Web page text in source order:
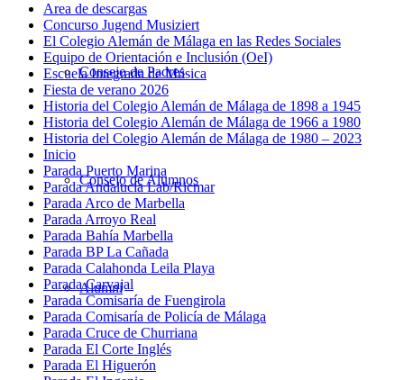
Consejo de Padres
Consejo de Alumnos
Alumni
Area de descargas
Concurso Jugend Musiziert
El Colegio Alemán de Málaga en las Redes Sociales
Equipo de Orientación e Inclusión (OeI)
Escuela Integrada de Música
Fiesta de verano 2026
Historia del Colegio Alemán de Málaga de 1898 a 1945
Historia del Colegio Alemán de Málaga de 1966 a 1980
Historia del Colegio Alemán de Málaga de 1980 – 2023
Inicio
Parada Puerto Marina
Parada Andalucía Lab/Ricmar
Parada Arco de Marbella
Parada Arroyo Real
Parada Bahía Marbella
Parada BP La Cañada
Parada Calahonda Leila Playa
Parada Carvajal
Parada Comisaría de Fuengirola
Parada Comisaría de Policía de Málaga
Parada Cruce de Churriana
Parada El Corte Inglés
Parada El Higuerón